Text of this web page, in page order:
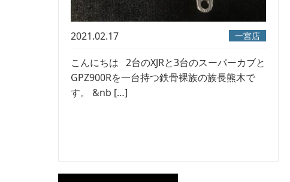
2021.02.17 一宮店
こんにちは 2台のXJRと3台のスーパーカブと
GPZ900Rを一台持つ鉄骨裸族の族長熊木で
す。 &nb […]